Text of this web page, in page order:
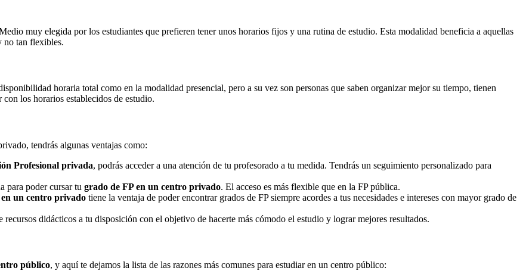
muy elegida por los estudiantes que prefieren tener unos horarios fijos y una rutina de estudio. Esta modalidad beneficia a aquellas
no tan flexibles.
horaria total como en la modalidad presencial, pero a su vez son personas que saben organizar mejor su tiempo, tienen
los horarios establecidos de estudio.
tendrás algunas ventajas como:
Profesional privada, podrás acceder a una atención de tu profesorado a tu medida. Tendrás un seguimiento personalizado para
para poder cursar tu grado de FP en un centro privado. El acceso es más flexible que en la FP pública.
un centro privado tiene la ventaja de poder encontrar grados de FP siempre acordes a tus necesidades e intereses con mayor grado de
didácticos a tu disposición con el objetivo de hacerte más cómodo el estudio y lograr mejores resultados.
público, y aquí te dejamos la lista de las razones más comunes para estudiar en un centro público: